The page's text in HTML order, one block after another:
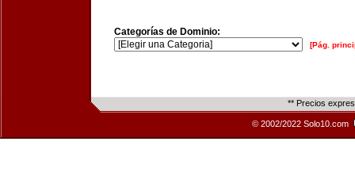
Categorías de Dominio:
[Pág.
** Precios
© 2002/2022 Solo10.com